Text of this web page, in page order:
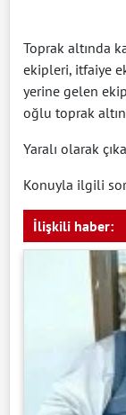
Toprak altında
ekipleri, itfaiye
yerine gelen
oğlu toprak
Yaralı olarak
Konuyla ilgili
İlişkili haber: